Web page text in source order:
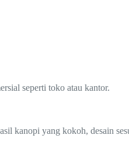
seperti toko atau kantor.
kanopi yang kokoh, desain